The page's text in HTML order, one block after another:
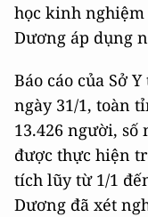
học kinh
Dương áp dụng
Báo cáo của Sở
ngày 31/1, toàn
13.426 người, số
được thực hiện
tích lũy từ 1/1
Dương đã xét